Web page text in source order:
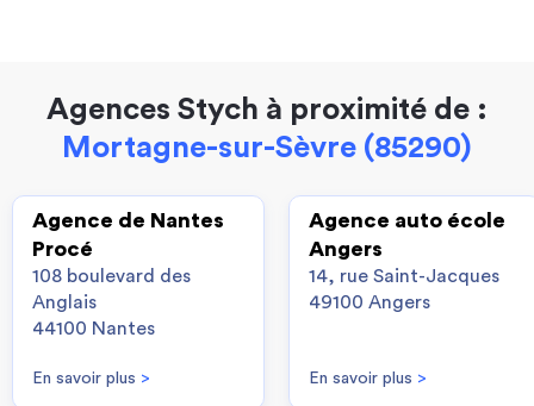
Agences Stych à proximité de :
Mortagne-sur-Sèvre (85290)
Agence de Nantes
Procé
108 boulevard des
Anglais
44100 Nantes
En savoir plus >
Agence auto école
Angers
14, rue Saint-Jacques
49100 Angers
En savoir plus >